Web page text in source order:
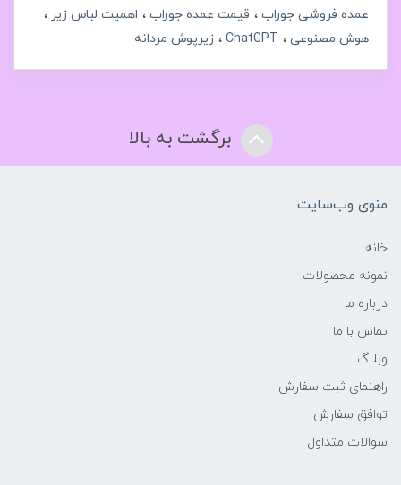
عمده فروشی جوراب
قیمت عمده جوراب
اهمیت لباس زیر
هوش مصنوعی
ChatGPT زیرپوش مردانه
برگشت به بالا
منوی وب‌سایت
خانه
نمونه محصولات
درباره ما
تماس با ما
وبلاگ
راهنمای ثبت سفارش
توافق سفارش
سوالات متداول